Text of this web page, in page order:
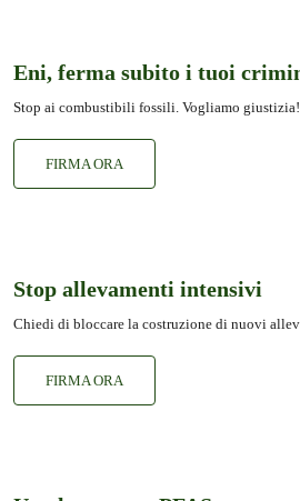
Eni, ferma subito i tuoi
Stop ai combustibili fossili. Vogliamo giustizia!
FIRMA ORA
Stop allevamenti intensivi
Chiedi di bloccare la costruzione di nuovi
FIRMA ORA